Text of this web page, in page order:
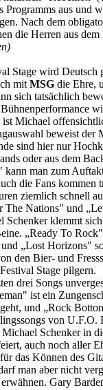
aus und
Nach dem
die Herren aus
Stage wird Deutsch
mit MSG die Ehre,
sich tatsächlich
ist Michael
beweist der
sind hier nur
oder aus dem
man zum
die Fans kommen
ziemlich schnell
The Nations" und
Schenker klemmt
„Ready To
„Lost Horizons"
den Bier- und
Stage pilgern.
drei Songs
ist ein
und „Rock
von U.F.O.
Schenker in
auch noch aller
das Können des
man aber nicht
Gary